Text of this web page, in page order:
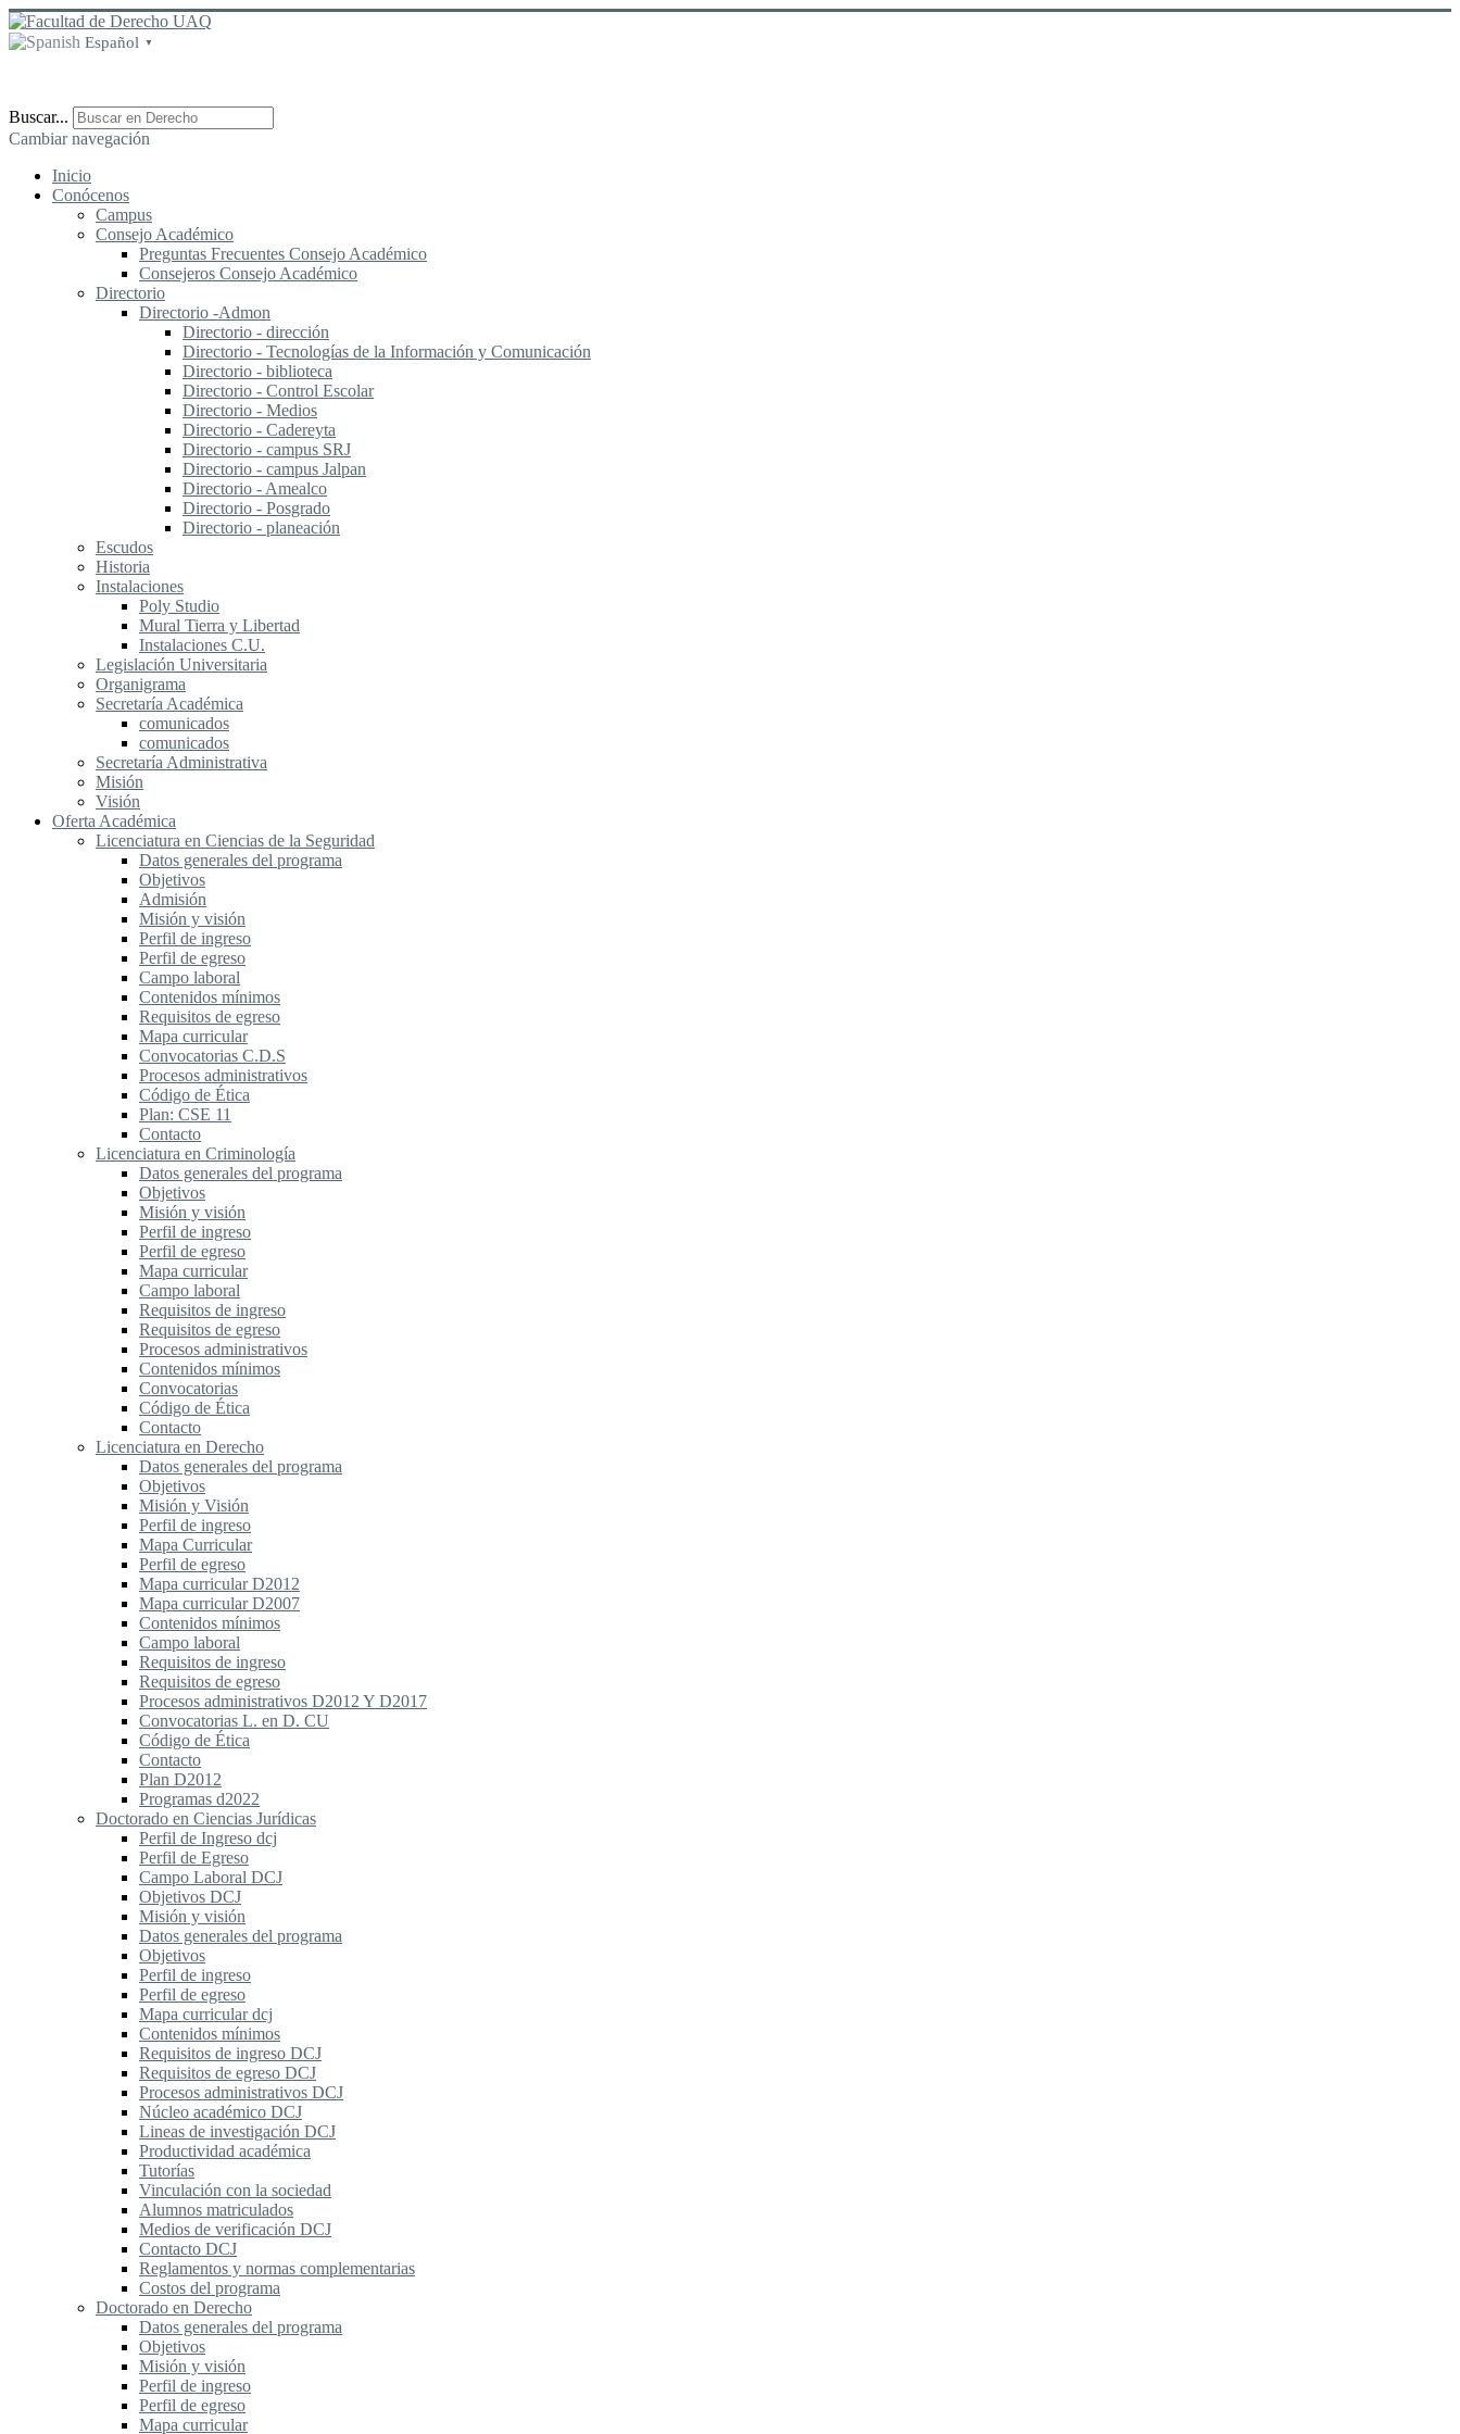
Español ▼
Buscar...
Cambiar navegación
Inicio
Conócenos
Campus
Consejo Académico
Preguntas Frecuentes Consejo Académico
Consejeros Consejo Académico
Directorio
Directorio -Admon
Directorio - dirección
Directorio - Tecnologías de la Información y Comunicación
Directorio - biblioteca
Directorio - Control Escolar
Directorio - Medios
Directorio - Cadereyta
Directorio - campus SRJ
Directorio - campus Jalpan
Directorio - Amealco
Directorio - Posgrado
Directorio - planeación
Escudos
Historia
Instalaciones
Poly Studio
Mural Tierra y Libertad
Instalaciones C.U.
Legislación Universitaria
Organigrama
Secretaría Académica
comunicados
comunicados
Secretaría Administrativa
Misión
Visión
Oferta Académica
Licenciatura en Ciencias de la Seguridad
Datos generales del programa
Objetivos
Admisión
Misión y visión
Perfil de ingreso
Perfil de egreso
Campo laboral
Contenidos mínimos
Requisitos de egreso
Mapa curricular
Convocatorias C.D.S
Procesos administrativos
Código de Ética
Plan: CSE 11
Contacto
Licenciatura en Criminología
Datos generales del programa
Objetivos
Misión y visión
Perfil de ingreso
Perfil de egreso
Mapa curricular
Campo laboral
Requisitos de ingreso
Requisitos de egreso
Procesos administrativos
Contenidos mínimos
Convocatorias
Código de Ética
Contacto
Licenciatura en Derecho
Datos generales del programa
Objetivos
Misión y Visión
Perfil de ingreso
Mapa Curricular
Perfil de egreso
Mapa curricular D2012
Mapa curricular D2007
Contenidos mínimos
Campo laboral
Requisitos de ingreso
Requisitos de egreso
Procesos administrativos D2012 Y D2017
Convocatorias L. en D. CU
Código de Ética
Contacto
Plan D2012
Programas d2022
Doctorado en Ciencias Jurídicas
Perfil de Ingreso dcj
Perfil de Egreso
Campo Laboral DCJ
Objetivos DCJ
Misión y visión
Datos generales del programa
Objetivos
Perfil de ingreso
Perfil de egreso
Mapa curricular dcj
Contenidos mínimos
Requisitos de ingreso DCJ
Requisitos de egreso DCJ
Procesos administrativos DCJ
Núcleo académico DCJ
Lineas de investigación DCJ
Productividad académica
Tutorías
Vinculación con la sociedad
Alumnos matriculados
Medios de verificación DCJ
Contacto DCJ
Reglamentos y normas complementarias
Costos del programa
Doctorado en Derecho
Datos generales del programa
Objetivos
Misión y visión
Perfil de ingreso
Perfil de egreso
Mapa curricular